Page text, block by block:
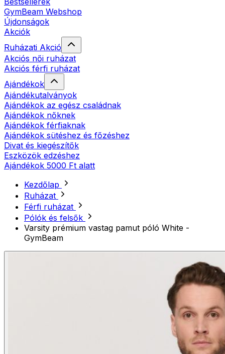
GymBeam Webshop
Újdonságok
Akciók
Ruházati Akció
Akciós női ruházat
Akciós férfi ruházat
Ajándékok
Ajándékutalványok
Ajándékok az egész családnak
Ajándékok nőknek
Ajándékok férfiaknak
Ajándékok sütéshez és főzéshez
Divat és kiegészítők
Eszközök edzéshez
Ajándékok 5000 Ft alatt
Kezdőlap
Ruházat
Férfi ruházat
Pólók és felsők
Varsity prémium vastag pamut póló White -
GymBeam